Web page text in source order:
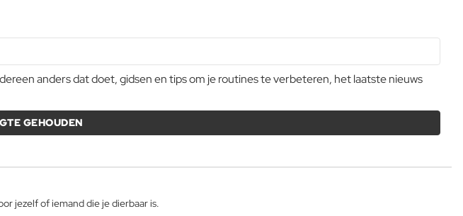
anders dat doet, gidsen en tips om je routines te verbeteren, het laatste nieuws
GEHOUDEN
jezelf of iemand die je dierbaar is.